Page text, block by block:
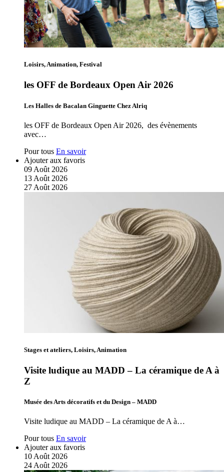
Loisirs, Animation, Festival
les OFF de Bordeaux Open Air 2026
Les Halles de Bacalan Ginguette Chez Alriq
les OFF de Bordeaux Open Air 2026, des évènements
avec…
Pour tous En savoir
Ajouter aux favoris
09 Août 2026
13 Août 2026
27 Août 2026
Stages et ateliers, Loisirs, Animation
Visite ludique au MADD – La céramique de A à
Z
Musée des Arts décoratifs et du Design – MADD
Visite ludique au MADD – La céramique de A à…
Pour tous En savoir
Ajouter aux favoris
10Août 2026
24Août 2026